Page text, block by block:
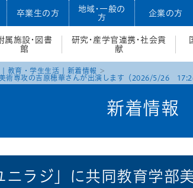
卒業生の方
地域・一般の
方
企業の方
属施設・図書
館
研究・産学官連携・社会貢
献
教育・学生生活
新着情報
術専攻の吉原穂華さんが出演します（2026/5/26
新着情報
ラジ」に共同教育学部